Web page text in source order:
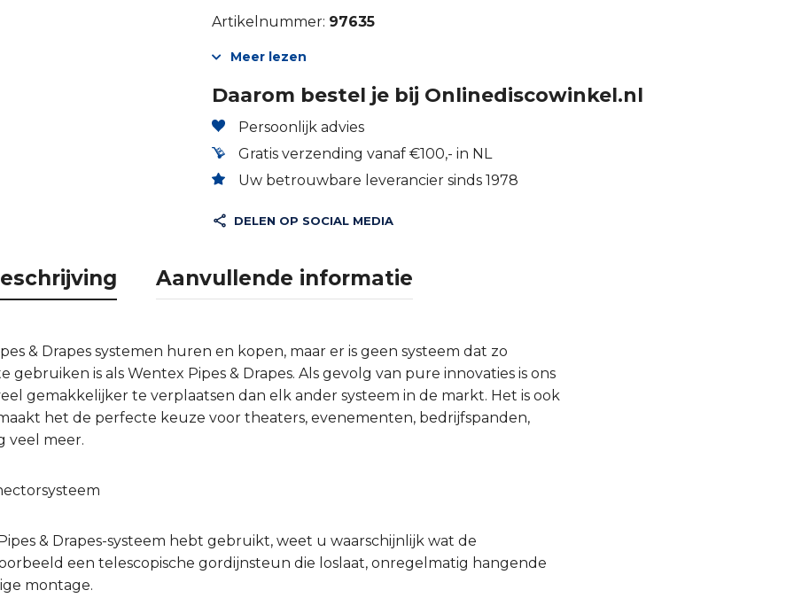
Artikelnummer: 97635
Meer lezen
Daarom bestel je bij Onlinediscowinkel.nl
Persoonlijk advies
Gratis verzending vanaf €100,- in NL
Uw betrouwbare leverancier sinds 1978
DELEN OP SOCIAL MEDIA
Aanvullende informatie
& Drapes systemen huren en kopen, maar er is geen systeem dat zo
gebruiken is als Wentex Pipes & Drapes. Als gevolg van pure innovaties is ons
gemakkelijker te verplaatsen dan elk ander systeem in de markt. Het is ook
het de perfecte keuze voor theaters, evenementen, bedrijfspanden,
veel meer.
& Drapes-systeem hebt gebruikt, weet u waarschijnlijk wat de
een telescopische gordijnsteun die loslaat, onregelmatig hangende
montage.